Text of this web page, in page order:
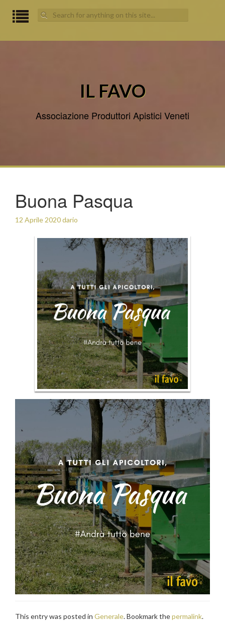
Search
for:
IL FAVO
Associazione Produttori Apistici Veneti
Buona Pasqua
12 Aprile 2020dario
This entry was posted in Generale. Bookmark thepermalink.